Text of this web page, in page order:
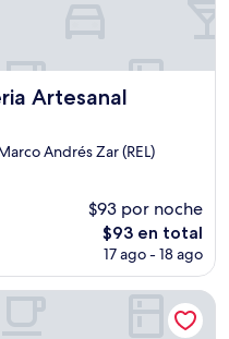
Artesanal
Andrés Zar (REL)
$93 por noche
El
precio
es
$93 en total
17 ago - 18 ago